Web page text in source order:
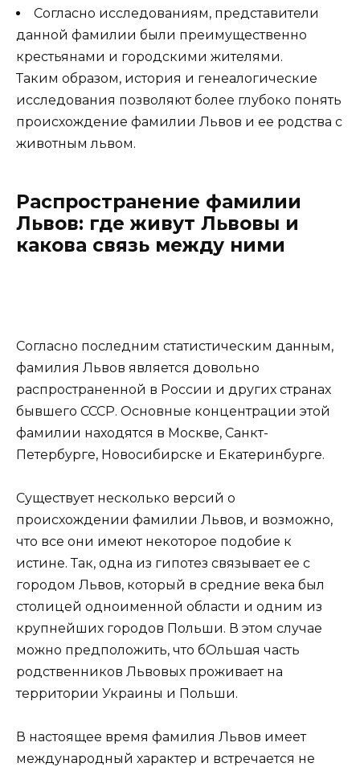
Согласно исследованиям, представители
данной фамилии были преимущественно
крестьянами и городскими жителями.
Таким образом, история и генеалогические
исследования позволяют более глубоко понять
происхождение фамилии Львов и ее родства с
животным львом.
Распространение фамилии
Львов: где живут Львовы и
какова связь между ними
Согласно последним статистическим данным,
фамилия Львов является довольно
распространенной в России и других странах
бывшего СССР. Основные концентрации этой
фамилии находятся в Москве, Санкт-
Петербурге, Новосибирске и Екатеринбурге.
Существует несколько версий о
происхождении фамилии Львов, и возможно,
что все они имеют некоторое подобие к
истине. Так, одна из гипотез связывает ее с
городом Львов, который в средние века был
столицей одноименной области и одним из
крупнейших городов Польши. В этом случае
можно предположить, что бОльшая часть
родственников Львовых проживает на
территории Украины и Польши.
В настоящее время фамилия Львов имеет
международный характер и встречается не